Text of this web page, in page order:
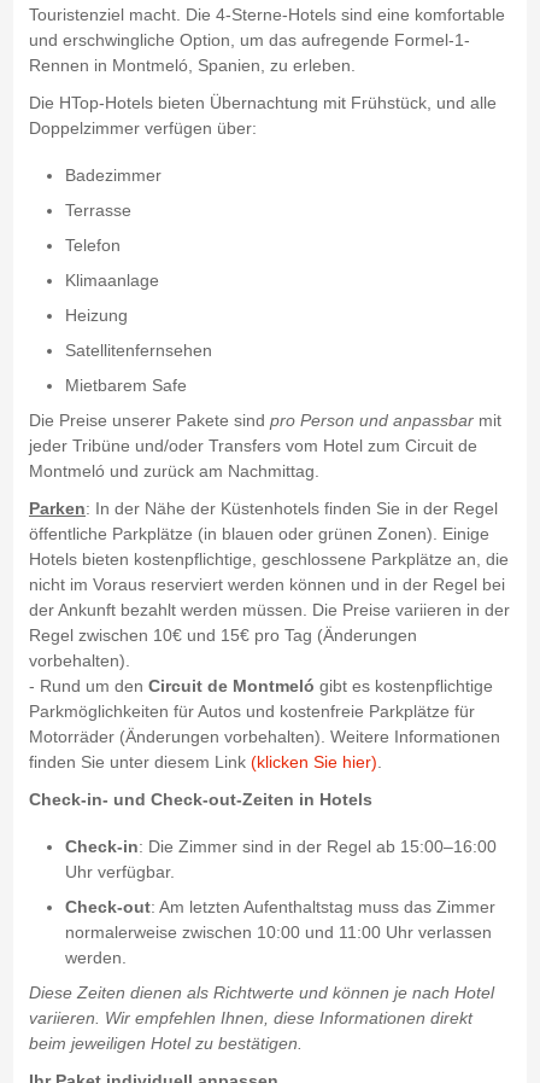
Touristenziel macht. Die 4-Sterne-Hotels sind eine komfortable
und erschwingliche Option, um das aufregende Formel-1-
Rennen in Montmeló, Spanien, zu erleben.
Die HTop-Hotels bieten Übernachtung mit Frühstück, und alle
Doppelzimmer verfügen über:
Badezimmer
Terrasse
Telefon
Klimaanlage
Heizung
Satellitenfernsehen
Mietbarem Safe
Die Preise unserer Pakete sind pro Person und anpassbarmit
jeder Tribüne und/oder Transfers vom Hotel zum Circuit de
Montmeló und zurück am Nachmittag.
Parken: In der Nähe der Küstenhotels finden Sie in der Regel
öffentliche Parkplätze (in blauen oder grünen Zonen). Einige
Hotels bieten kostenpflichtige, geschlossene Parkplätze an, die
nicht im Voraus reserviert werden können und in der Regel bei
der Ankunft bezahlt werden müssen. Die Preise variieren in der
Regel zwischen 10€ und 15€ pro Tag (Änderungen
vorbehalten).
- Rund um den Circuit de Montmeló gibt es kostenpflichtige
Parkmöglichkeiten für Autos und kostenfreie Parkplätze für
Motorräder (Änderungen vorbehalten). Weitere Informationen
finden Sie unter diesem Link (klicken Sie hier)
Check-in- und Check-out-Zeiten in Hotels
Check-in: Die Zimmer sind in der Regel ab 15:00–16:00
Uhr verfügbar.
Check-out: Am letzten Aufenthaltstag muss das Zimmer
normalerweise zwischen 10:00 und 11:00 Uhr verlassen
werden.
Diese Zeiten dienen als Richtwerte und können je nach Hotel
variieren. Wir empfehlen Ihnen, diese Informationen direkt
beim jeweiligen Hotel zu bestätigen.